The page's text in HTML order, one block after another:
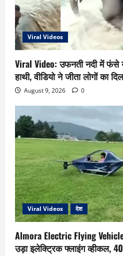
Viral Videos
Viral Video: उफनती नदी में फंसे
हाथी, वीडियो ने जीता लोगों का दिल
August 9, 2026 0
Viral Videos देश
Almora Electric Flying
उड़ा इलेक्ट्रिक फ्लाइंग व्हीकल,